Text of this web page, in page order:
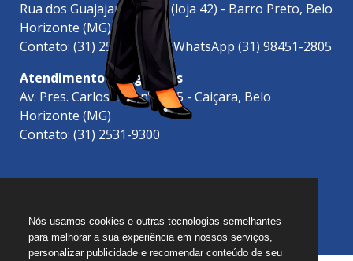
Rua dos Guajajaras, 1353 (loja 42) - Barro Preto, Belo
Horizonte (MG)
Contato: (31) 2519-6900 | WhatsApp (31) 98451-2805
Atendimento às Agências
Av. Pres. Carlos Luz, nº 1565 - Caiçara, Belo
Horizonte (MG)
Contato: (31) 2531-9300
Nós usamos cookies e outras tecnologias semelhantes
para melhorar a sua experiência em nossos serviços,
personalizar publicidade e recomendar conteúdo de seu